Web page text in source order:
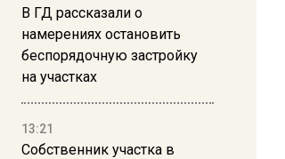
В ГД рассказали о
намерениях остановить
беспорядочную застройку
на участках
13:21
Собственник участка в